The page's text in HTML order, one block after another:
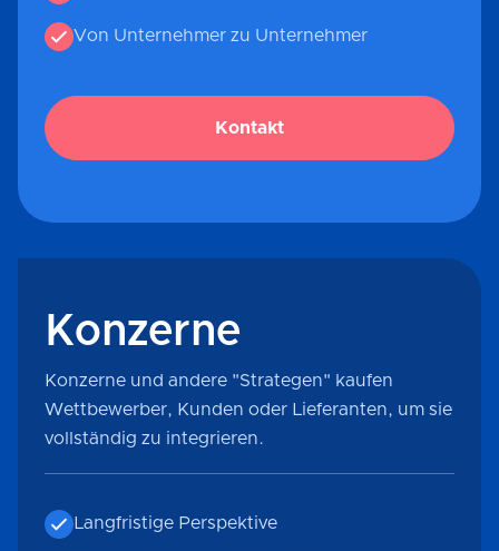
Von Unternehmer zu Unternehmer
Kontakt
Konzerne
Konzerne und andere "Strategen" kaufen
Wettbewerber, Kunden oder Lieferanten, um sie
vollständig zu integrieren.
Langfristige Perspektive